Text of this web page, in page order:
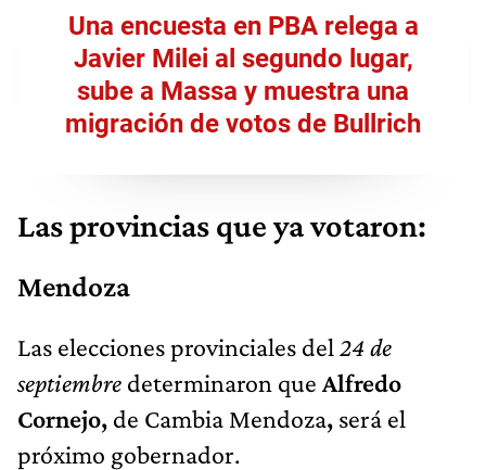
Una encuesta en PBA relega a
Javier Milei al segundo lugar,
sube a Massa y muestra una
migración de votos de Bullrich
Las provincias que ya votaron:
Mendoza
Las elecciones provinciales del 24 de
septiembre determinaron que Alfredo
Cornejo, de Cambia Mendoza, será el
próximo gobernador.